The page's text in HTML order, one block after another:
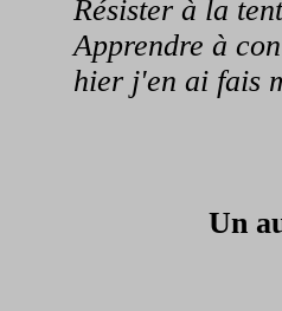
Résister à la
Apprendre à
hier j'en ai fais
Un